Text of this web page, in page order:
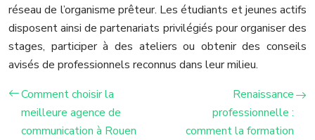
réseau de l’organisme prêteur. Les étudiants et jeunes actifs
disposent ainsi de partenariats privilégiés pour organiser des
stages, participer à des ateliers ou obtenir des conseils
avisés de professionnels reconnus dans leur milieu.
Comment choisir la
meilleure agence de
communication à Rouen
Renaissance
professionnelle :
comment la formation